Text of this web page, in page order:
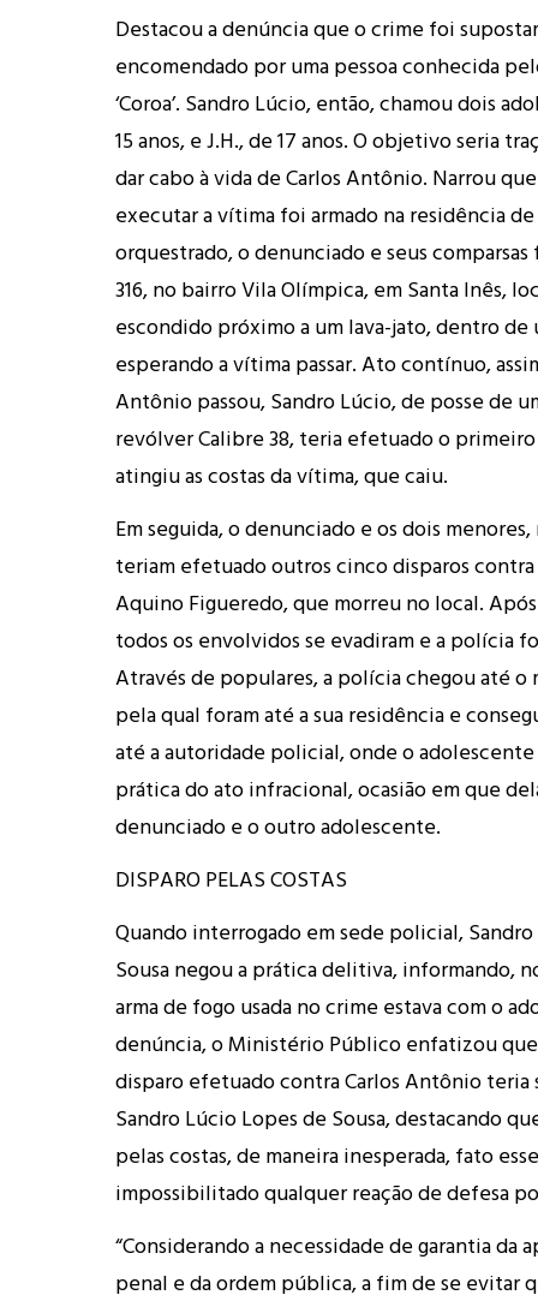
Destacou a denúncia que o crime foi
encomendado por uma pessoa conhecida
‘Coroa’. Sandro Lúcio, então, chamou dois
15 anos, e J.H., de 17 anos. O objetivo seria
dar cabo à vida de Carlos Antônio. Narrou
executar a vítima foi armado na residência
orquestrado, o denunciado e seus comparsas
316, no bairro Vila Olímpica, em Santa Inês,
escondido próximo a um lava-jato, dentro de
esperando a vítima passar. Ato contínuo,
Antônio passou, Sandro Lúcio, de posse de
revólver Calibre 38, teria efetuado o
atingiu as costas da vítima, que caiu.
Em seguida, o denunciado e os dois
teriam efetuado outros cinco disparos
Aquino Figueredo, que morreu no local.
todos os envolvidos se evadiram e a polícia
Através de populares, a polícia chegou até o
pela qual foram até a sua residência e
até a autoridade policial, onde o
prática do ato infracional, ocasião em que
denunciado e o outro adolescente.
DISPARO PELAS COSTAS
Quando interrogado em sede policial,
Sousa negou a prática delitiva, informando,
arma de fogo usada no crime estava com o
denúncia, o Ministério Público enfatizou
disparo efetuado contra Carlos Antônio teria
Sandro Lúcio Lopes de Sousa, destacando
pelas costas, de maneira inesperada, fato
impossibilitado qualquer reação de defesa
“Considerando a necessidade de garantia da
penal e da ordem pública, a fim de se evitar